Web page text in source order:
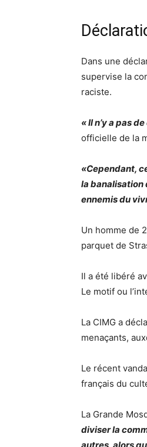
Dans une
supervise la
raciste.
« Il n’y a pas
officielle de la
«Cependant,
la banalisation
ennemis du
Un homme de
parquet de
Il a été libéré
Le motif ou
La CIMG a
menaçants,
Le récent
français du
La Grande
diviser la